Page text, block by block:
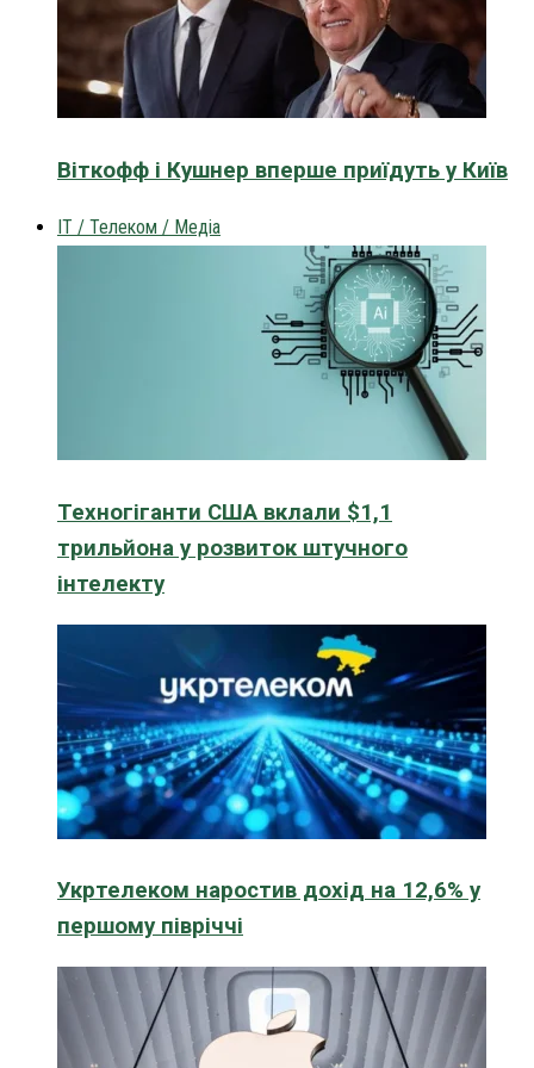
Віткофф і Кушнер вперше приїдуть у Київ
IT / Телеком / Медіа
Техногіганти США вклали $1,1
трильйона у розвиток штучного
інтелекту
Укртелеком наростив дохід на 12,6% у
першому півріччі